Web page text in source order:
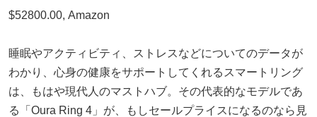
$52800.00, Amazon
睡眠やアクティビティ、ストレスなどについてのデータが
わかり、心身の健康をサポートしてくれるスマートリング
は、もはや現代人のマストハブ。その代表的なモデルであ
る「Oura Ring 4」が、もしセールプライスになるのなら見